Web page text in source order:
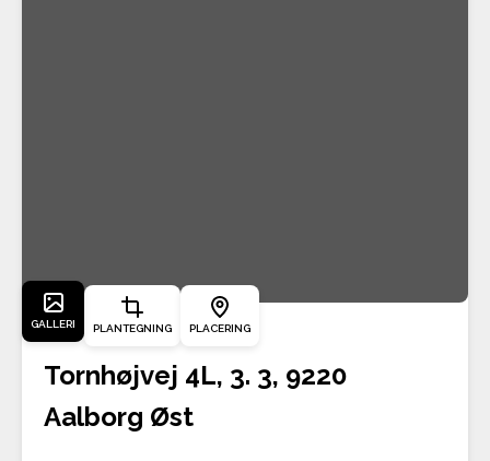
GALLERI PLANTEGNING PLACERING
Tornhøjvej 4L, 3. 3, 9220
Aalborg Øst